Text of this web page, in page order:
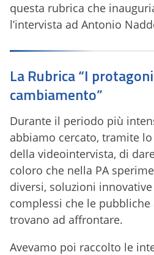
questa rubrica che
l’intervista ad Antonio
La Rubrica “I
cambiamento”
Durante il periodo più
abbiamo cercato, tramite
della videointervista, di
coloro che nella PA
diversi, soluzioni
complessi che le
trovano ad affrontare.
Avevamo poi raccolto le